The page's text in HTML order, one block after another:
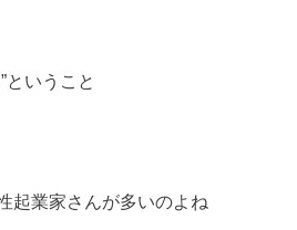
ということ
起業家さんが多いのよね